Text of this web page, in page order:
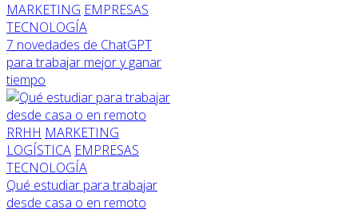
MARKETING EMPRESAS
TECNOLOGÍA
7 novedades de ChatGPT
para trabajar mejor y ganar
tiempo
RRHH MARKETING
LOGÍSTICA EMPRESAS
TECNOLOGÍA
Qué estudiar para trabajar
desde casa o en remoto